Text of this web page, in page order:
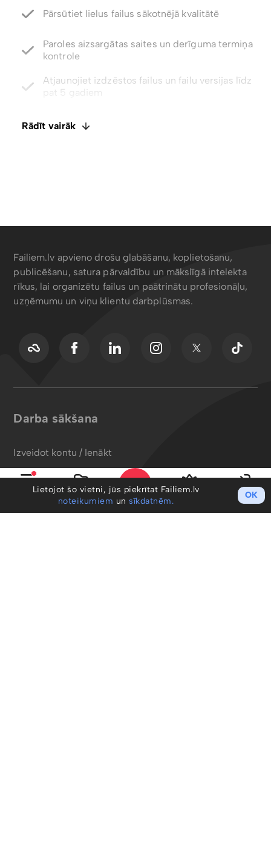
Mani faili Ieiet
Rādīt vairāk
Paroles aizsargātas saites un derīguma termiņa
kontrole
Atjaunojiet izdzēstos failus un failu versijas līdz
pat 5 gadiem
Integrēts E-paraksts. Komentāri un failu
ietagošana
Atspējot lejupielādes ar tikai skatīšanas piekļuvi
Failiem.lv apvieno drošu glabāšanu, koplietošanu,
publicēšanu, satura pārvaldību un mākslīgā intelekta
rīkus, lai organizētu failus un paātrinātu profesionāļu,
uzņēmumu un viņu klientu darbplūsmas.
Darba sākšana
Izveidot kontu / Ienākt
Cenu plāni
Profesionāļiem
Uzņēmumiem
Lietojot šo vietni, jūs piekrītat Failiem.lv
noteikumiem unsīkdatnēm.
OK